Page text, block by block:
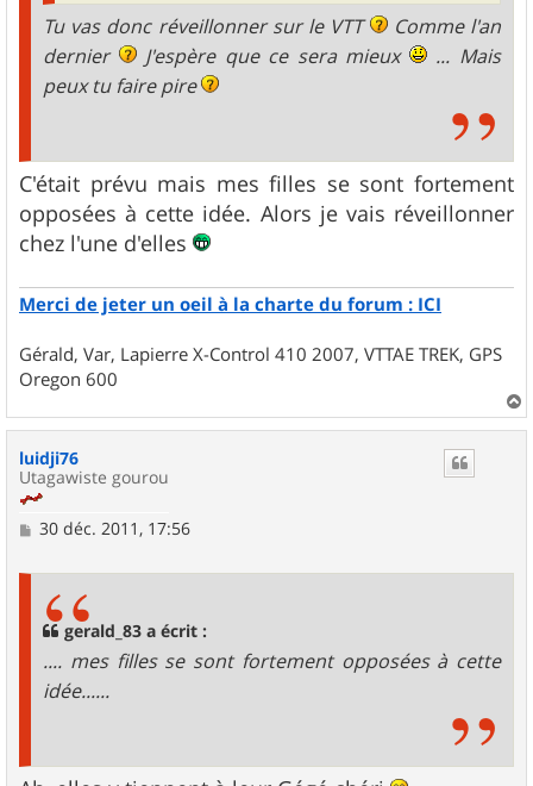
Tu vas donc réveillonner sur le VTT
Comme l'an
dernier
J'espère que ce sera mieux
... Mais
peux tu faire pire
C'était prévu mais mes filles se sont fortement
opposées à cette idée. Alors je vais réveillonner
chez l'une d'elles
Merci de jeter un oeil à la charte du forum : ICI
Gérald, Var, Lapierre X-Control 410 2007, VTTAE TREK, GPS
Oregon 600
a
luidji76
Utagawiste gourou
M
30 déc. 2011, 17:56
gerald_83 a écrit :
.... mes filles se sont fortement opposées à cette
idée......